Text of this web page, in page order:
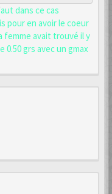
dans ce cas
pour en avoir le coeur
femme avait trouvé il y
grs avec un gmax